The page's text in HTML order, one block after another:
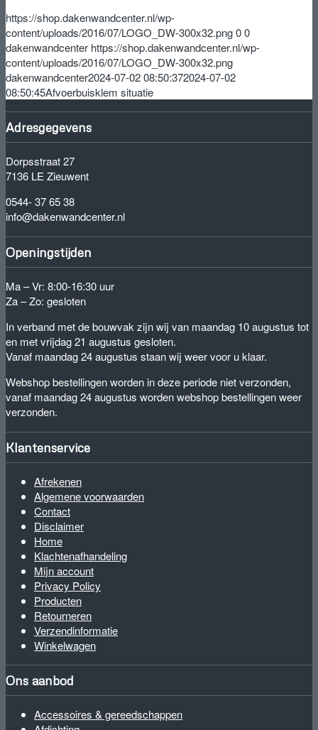
https://shop.dakenwandcenter.nl/wp-
content/uploads/2016/07/LOGO_DW-300x32.png00
dakenwandcenter https://shop.dakenwandcenter.nl/wp-
content/uploads/2016/07/LOGO_DW-300x32.png
dakenwandcenter2024-07-02 08:50:372024-07-02
08:50:45Afvoerbuisklem situatie
Adresgegevens
Dorpsstraat 27
7136 LE Zieuwent
0544- 37 65 38
info@dakenwandcenter.nl
Openingstijden
Ma – Vr: 8:00-16:30 uur
Za – Zo: gesloten
In verband met de bouwvak zijn wij van maandag 10 augustus tot
en met vrijdag 21 augustus gesloten.
Vanaf maandag 24 augustus staan wij weer voor u klaar.
Webshop bestellingen worden in deze periode niet verzonden,
vanaf maandag 24 augustus worden webshop bestellingen weer
verzonden.
Klantenservice
Afrekenen
Algemene voorwaarden
Contact
Disclaimer
Home
Klachtenafhandeling
Mijn account
Privacy Policy
Producten
Retourneren
Verzendinformatie
Winkelwagen
Ons aanbod
Accessoires & gereedschappen